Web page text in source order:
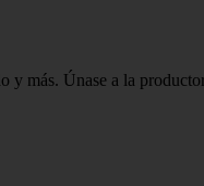
y más. Únase a la